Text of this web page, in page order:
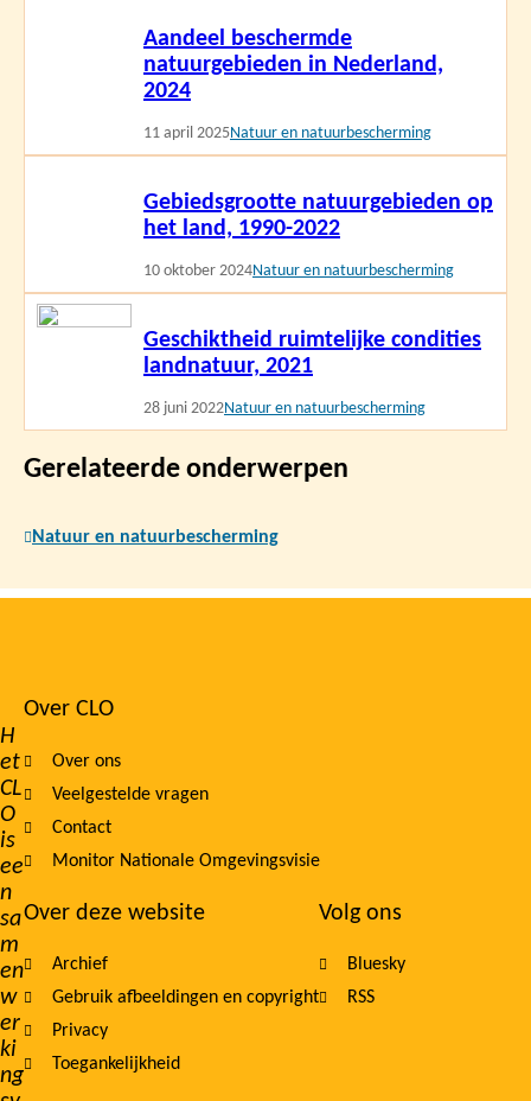
Aandeel beschermde
natuurgebieden in Nederland,
2024
11 april 2025Natuur en natuurbescherming
Gebiedsgrootte natuurgebieden op
het land, 1990-2022
10 oktober 2024Natuur en natuurbescherming
Geschiktheid ruimtelijke condities
landnatuur, 2021
28 juni 2022Natuur en natuurbescherming
Lees
Gerelateerde onderwerpen
Natuur en natuurbescherming
H
et
CL
O
is
ee
n
sa
m
en
w
er
ki
ng
Footer
navigation
Over CLO
Over ons
Veelgestelde vragen
Contact
Monitor Nationale Omgevingsvisie
Over deze website
Archief
Gebruik afbeeldingen en copyright
Privacy
Toegankelijkheid
Volg ons
Bluesky
RSS